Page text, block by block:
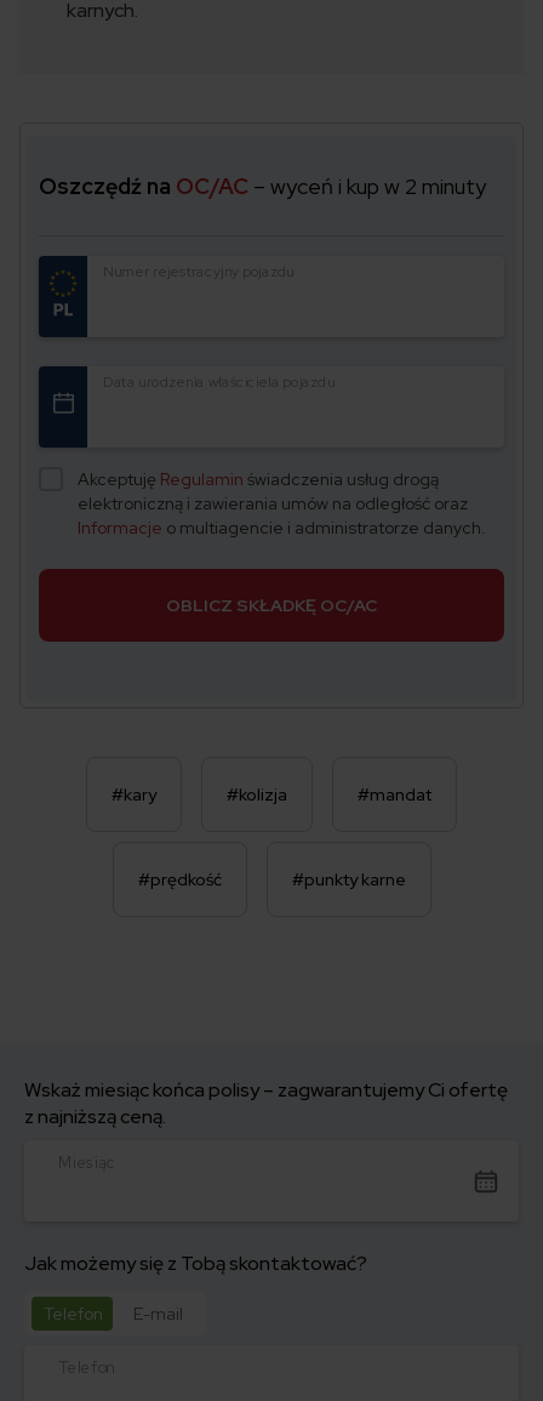
karnych.
Oszczędź na OC/AC – wyceń i kup w 2 minuty
Numer rejestracyjny pojazdu
Data urodzenia właściciela pojazdu
Akceptuję Regulamin świadczenia usług drogą
elektroniczną i zawierania umów na odległość oraz
Informacje o multiagencie i administratorze danych.
OBLICZ SKŁADKĘ OC/AC
#kary #kolizja #mandat
#prędkość #punkty karne
Wskaż miesiąc końca polisy – zagwarantujemy Ci ofertę
z najniższą ceną.
Miesiąc
Jak możemy się z Tobą skontaktować?
Telefon E-mail
Telefon